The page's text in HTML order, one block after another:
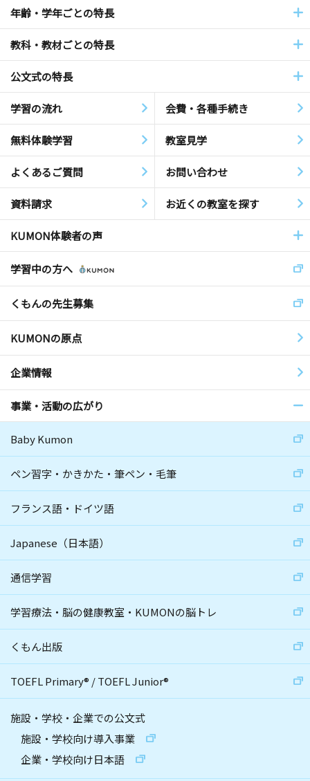
年齢・学年ごとの特長
教科・教材ごとの特長
公文式の特長
学習の流れ 会費・各種手続き
無料体験学習 教室見学
よくあるご質問 お問い合わせ
資料請求 お近くの教室を探す
KUMON体験者の声
学習中の方へ
くもんの先生募集
KUMONの原点
企業情報
事業・活動の広がり
Baby Kumon
ペン習字・かきかた・筆ペン・毛筆
フランス語・ドイツ語
Japanese（日本語）
通信学習
学習療法・脳の健康教室・KUMONの脳トレ
くもん出版
TOEFL Primary® /TOEFL Junior®
施設・学校・企業での公文式
施設・学校向け導入事業
企業・学校向け日本語